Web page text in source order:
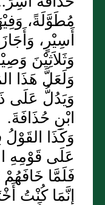
مُطَوَّلَةً،
أَسِيْرٍ،
وَثَلاَثِيْنَ
وَلَعَلَّ هَذَا
وَيَدُلُّ عَلَى
ابْنِ حُذَافَةَ.
وَكَذَا
عَلَى قَوْمِهِ
فَلَمَّا
إِنَّمَا كُنْتُ